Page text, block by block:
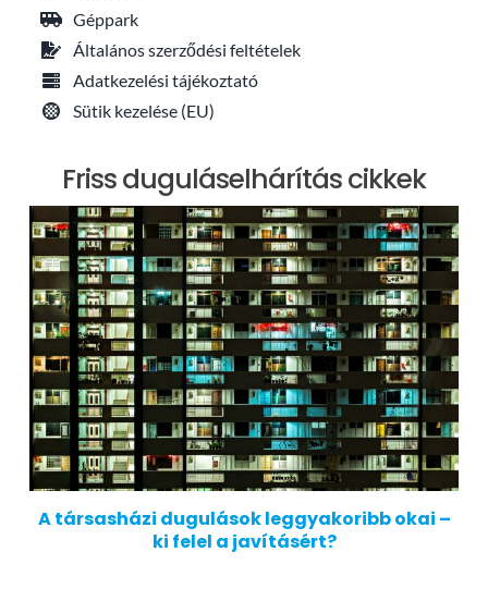
Géppark
Általános szerződési feltételek
Adatkezelési tájékoztató
Sütik kezelése (EU)
Friss duguláselhárítás cikkek
A társasházi dugulások leggyakoribb okai –
ki felel a javításért?